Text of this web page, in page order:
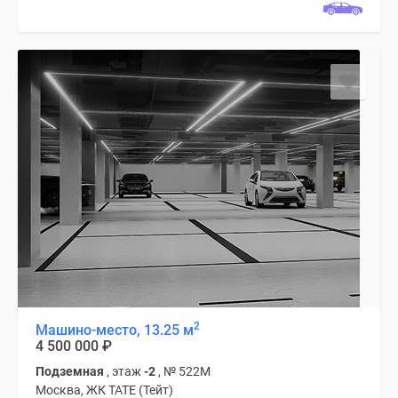
водоема
Коттеджные
поселки
ипотеку
Бизнес-
Коттеджи
Скидки
акции
Макс
Машино-место, 13.25 м2
4 500 000 ₽
Подземная , этаж -2 , № 522М
Москва, ЖК TATE (Тейт)